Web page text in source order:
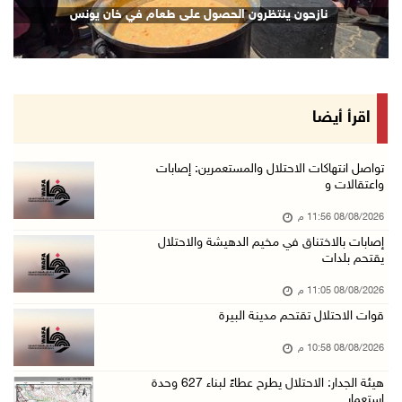
08/آب/2026 08:27 م
إصابات بالاختناق خلال مواجهات مع الاحتلال في ...
الاحتلال ينصب حواجز طيارة في محيط مخيم طولكرم ...
مستعمرون يهاجمون قرية أبو فلاح
مستعمرون يقتحمون بلدة بيت عور التحتا وقرية جل ...
08/آب/2026 06:39 م
الجامعة العربية الأمريكية تختتم فعاليات تخريج ...
نازحون ينتظرون الحصول على طعام في خان يونس
اقرأ أيضا
تواصل انتهاكات الاحتلال والمستعمرين: إصابات
واعتقالات و
08/08/2026 11:56 م
إصابات بالاختناق في مخيم الدهيشة والاحتلال
يقتحم بلدات
08/08/2026 11:05 م
قوات الاحتلال تقتحم مدينة البيرة
08/08/2026 10:58 م
هيئة الجدار: الاحتلال يطرح عطاءً لبناء 627 وحدة